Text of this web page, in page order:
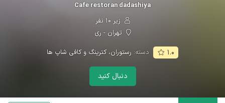
Cafe restoran dadashiya
زیر ۱۰ نفر
تهران - ری
۱.۰ دسته: رستوران، کترینگ و کافی شاپ ها
دنبال کنید